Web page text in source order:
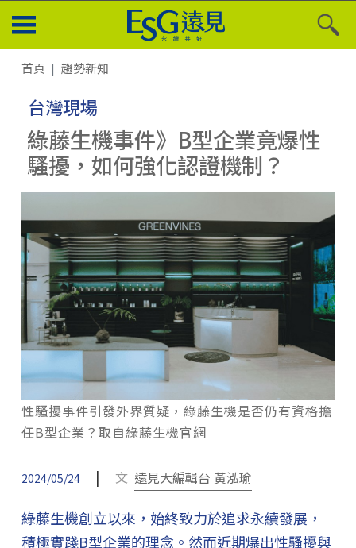
首頁 趨勢新知
台灣現場
綠藤生機事件》B型企業竟爆性
騷擾，如何強化認證機制？
性騷擾事件引發外界質疑，綠藤生機是否仍有資格擔
任B型企業？取自綠藤生機官網
2024/05/24 | 文 遠見大編輯台 黃泓瑜
綠藤生機創立以來，始終致力於追求永續發展，
積極實踐B型企業的理念。然而近期爆出性騷擾與